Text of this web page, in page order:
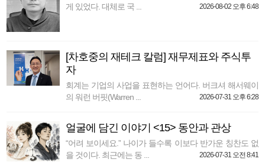
게 있었다. 대체로 국 ...
2026-08-02 오후 6:48
[차호중의 재테크 칼럼] 재무제표와 주식투
자
회계는 기업의 사업을 표현하는 언어다. 버크셔 해서웨이
의 워런 버핏(Warren ...
2026-07-31 오후 6:28
얼굴에 담긴 이야기 <15> 동안과 관상
“어려 보이세요.” 나이가 들수록 이보다 반가운 칭찬도 없
을 것이다. 최근에는 동 ...
2026-07-31 오전 8:41